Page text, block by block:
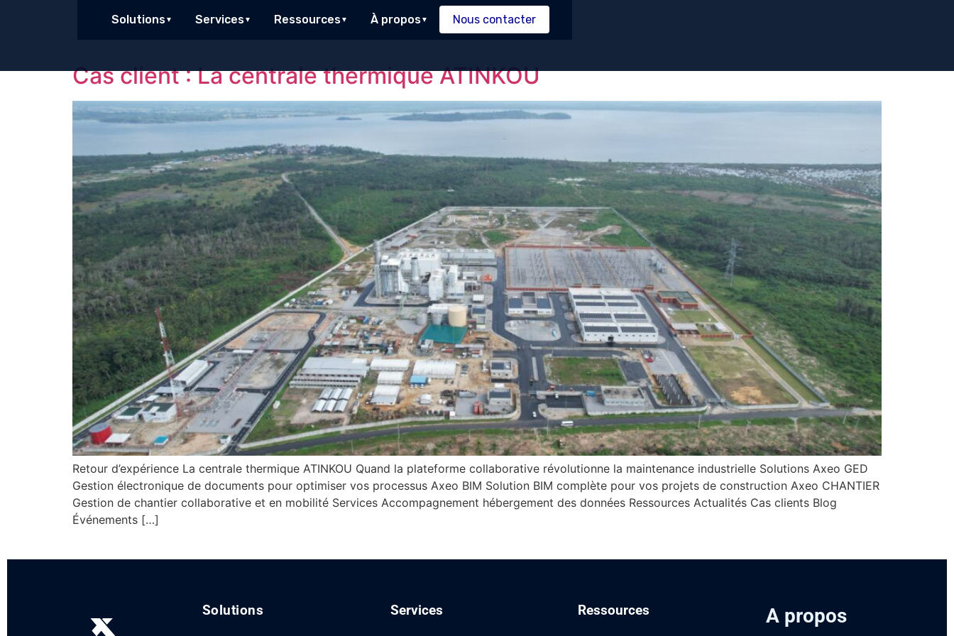
Solutions Services Ressources À propos Nous contacter
Cas client : La centrale thermique ATINKOU
Retour d’expérience La centrale thermique ATINKOU Quand la plateforme collaborative révolutionne la maintenance industrielle Solutions Axeo GED
Gestion électronique de documents pour optimiser vos processus Axeo BIM Solution BIM complète pour vos projets de construction Axeo CHANTIER
Gestion de chantier collaborative et en mobilité Services Accompagnement hébergement des données Ressources Actualités Cas clients Blog
Événements […]
Solutions Services Ressources A propos